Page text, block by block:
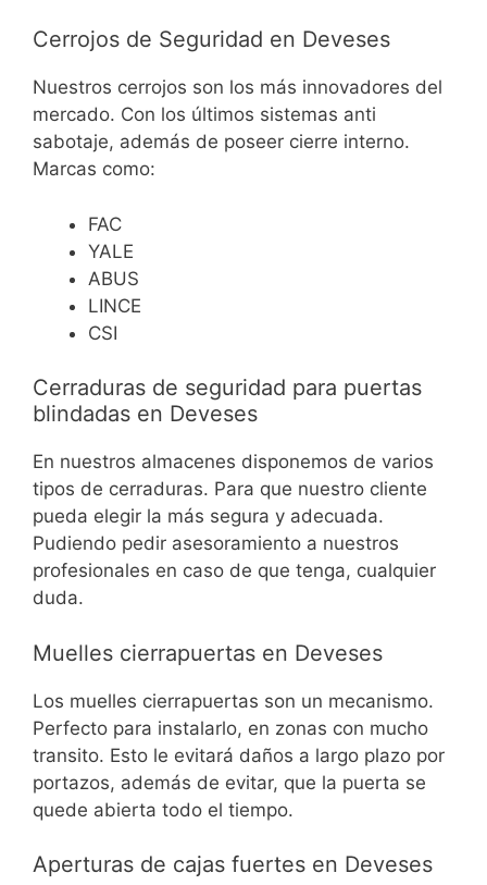
Cerrojos de Seguridad en Deveses
Nuestros cerrojos son los más innovadores del
mercado. Con los últimos sistemas anti
sabotaje, además de poseer cierre interno.
Marcas como:
FAC
YALE
ABUS
LINCE
CSI
Cerraduras de seguridad para puertas
blindadas en Deveses
En nuestros almacenes disponemos de varios
tipos de cerraduras. Para que nuestro cliente
pueda elegir la más segura y adecuada.
Pudiendo pedir asesoramiento a nuestros
profesionales en caso de que tenga, cualquier
duda.
Muelles cierrapuertas en Deveses
Los muelles cierrapuertas son un mecanismo.
Perfecto para instalarlo, en zonas con mucho
transito. Esto le evitará daños a largo plazo por
portazos, además de evitar, que la puerta se
quede abierta todo el tiempo.
Aperturas de cajas fuertes en Deveses